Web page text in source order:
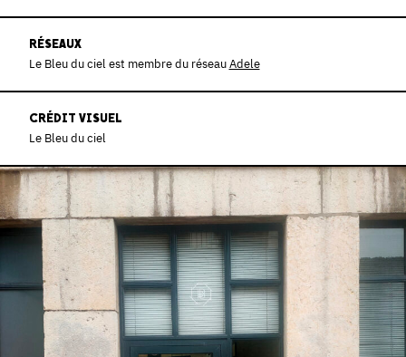
RÉSEAUX
Le Bleu du ciel est membre du réseauAdele
CRÉDIT VISUEL
Le Bleu du ciel